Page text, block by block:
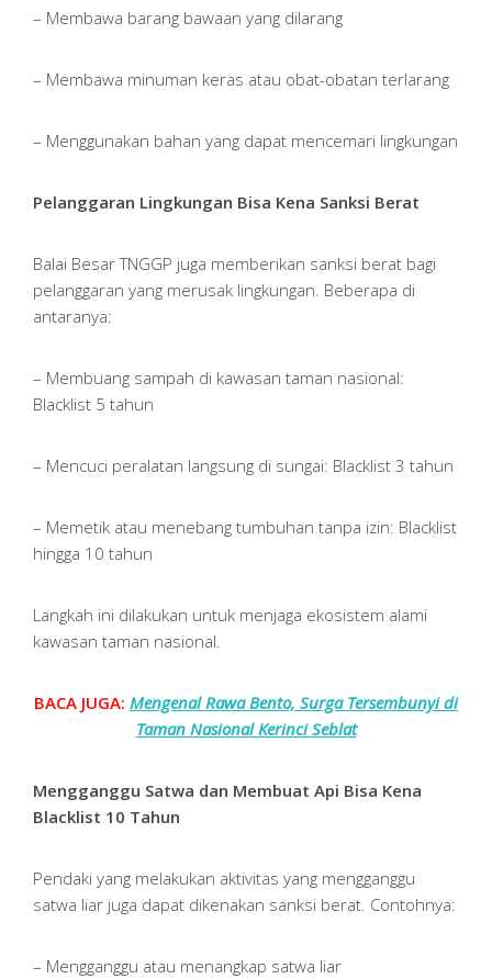
– Membawa barang bawaan yang dilarang
– Membawa minuman keras atau obat-obatan terlarang
– Menggunakan bahan yang dapat mencemari lingkungan
Pelanggaran Lingkungan Bisa Kena Sanksi Berat
Balai Besar TNGGP juga memberikan sanksi berat bagi
pelanggaran yang merusak lingkungan. Beberapa di
antaranya:
– Membuang sampah di kawasan taman nasional:
Blacklist 5 tahun
– Mencuci peralatan langsung di sungai: Blacklist 3 tahun
– Memetik atau menebang tumbuhan tanpa izin: Blacklist
hingga 10 tahun
Langkah ini dilakukan untuk menjaga ekosistem alami
kawasan taman nasional.
BACA JUGA: Mengenal Rawa Bento, Surga Tersembunyi di
Taman Nasional Kerinci Seblat
Mengganggu Satwa dan Membuat Api Bisa Kena
Blacklist 10 Tahun
Pendaki yang melakukan aktivitas yang mengganggu
satwa liar juga dapat dikenakan sanksi berat. Contohnya:
– Mengganggu atau menangkap satwa liar